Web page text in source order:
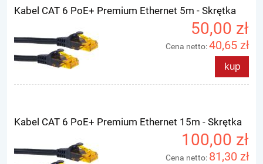
Kabel CAT 6 PoE+ Premium Ethernet 5m - Skrętka
50,00 zł
Cena netto:40,65 zł
kup
Kabel CAT 6 PoE+ Premium Ethernet 15m - Skrętka
100,00 zł
Cena netto: 81,30 zł